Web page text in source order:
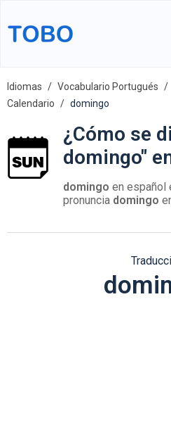
Idiomas Vocabulario Portugués
Calendario
domingo
¿Cómo se
domingo"
domingo en español
pronuncia domingo